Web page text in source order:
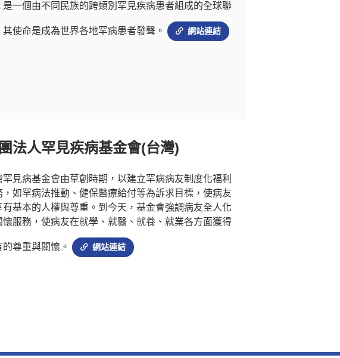
是一個由不同民族的跨類別罕見疾病患者組成的全球聯
其使命是成為世界各地罕病患者發聲。 網站連結
法人罕見疾病基金會(台灣)
罕見病基金會由草創時期，以建立罕病病友制度化福利
，如罕病法推動、健保醫療給付等為訴求目標，使病友
有基本的人權與尊重。到今天，基金會強調病友全人化
懷服務，使病友在就學、就醫、就養、就業各方面獲得
的尊重與關懷。 網站連結